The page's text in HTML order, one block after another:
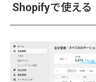
Shopifyで使える